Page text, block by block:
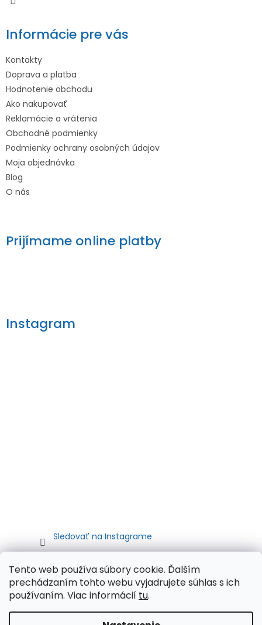
Tento web používa súbory cookie. Ďalším
prechádzaním tohto webu vyjadrujete súhlas s ich
používaním. Viac informácií tu.
Informácie pre vás
Kontakty
Doprava a platba
Hodnotenie obchodu
Ako nakupovať
Reklamácie a vrátenia
Obchodné podmienky
Podmienky ochrany osobných údajov
Moja objednávka
Blog
O nás
Prijímame online platby
Instagram
Sledovať na Instagrame